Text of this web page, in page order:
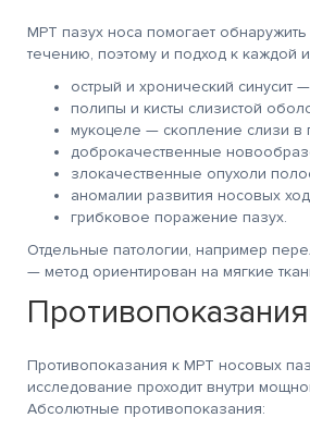
МРТ пазух носа помогает
течению, поэтому и подход к каждой
острый и хронический синусит
полипы и кисты слизистой
мукоцеле — скопление слизи в
доброкачественные
злокачественные опухоли
аномалии развития носовых
грибковое поражение пазух.
Отдельные патологии, например
— метод ориентирован на мягкие
Противопоказания к МРТ носовых
исследование проходит внутри
Абсолютные противопоказания: